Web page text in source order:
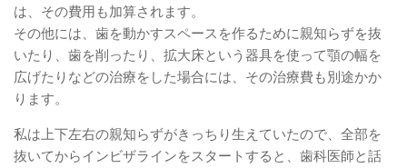
は、その費用も加算されます。
その他には、歯を動かすスペースを作るために親知らずを抜
いたり、歯を削ったり、拡大床という器具を使って顎の幅を
広げたりなどの治療をした場合には、その治療費も別途かか
ります。
私は上下左右の親知らずがきっちり生えていたので、全部を
抜いてからインビザラインをスタートすると、歯科医師と話